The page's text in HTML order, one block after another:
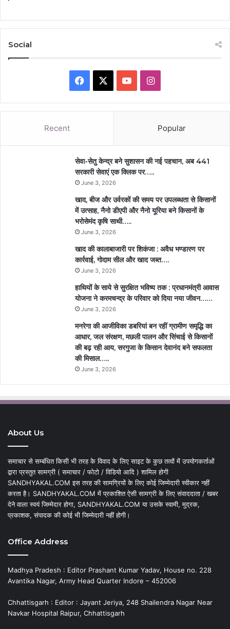
Social
Facebook YouTubeInstagram
Recent Popular
सेवा-सेतु केन्द्र बने सुशासन की नई पहचान, अब 441
सरकारी सेवाएं एक क्लिक पर…..
June 3, 2026
खाद, बीज और उर्वरकों की समय पर उपलब्धता से किसानों
में उत्साह, नैनो डीएपी और नैनो यूरिया बने किसानों के
भरोसेमंद कृषि साथी…..
June 3, 2026
खाद की कालाबाजारी पर शिकंजा : अवैध भण्डारण पर
कार्रवाई, गोदाम सील और खाद जब्त….
June 3, 2026
हाथियों के साये से सुरक्षित भविष्य तक : प्रधानमंत्री आवास
योजना ने करमचन्द्र के परिवार को दिया नया जीवन……
June 3, 2026
मनरेगा की आजीविका डबरियां बन रहीं ग्रामीण समृद्धि का
आधार, जल संरक्षण, मछली पालन और सिंचाई से किसानों
की बढ़ रही आय, सरगुजा के किसान देवानंद बने सफलता
की मिसाल…..
June 3, 2026
About Us
समाचार से सम्बंधित किसी भी तरह के विवाद के लिए साइट के कुछ तत्वों में उपयोगकर्ताओं
द्वारा प्रस्तुत सामग्री ( समाचार / फोटो / विडियो आदि ) शामिल होगी
SANDHYAKAL.COM इस तरह की सामग्रियों के लिए कोई जिम्मेदारी स्वीकार नहीं
करता है। SANDHYAKAL.COM में प्रकाशित ऐसी सामग्री के लिए संवाददाता / खबर
देने वाला स्वयं जिम्मेदार होगा, SANDHYAKAL.COM या उसके स्वामी, मुद्रक,
प्रकाशक, संपादक की कोई भी जिम्मेदारी नहीं होगी।
Office Address
Madhya Pradesh : Editor Prashant Kumar Yadav, House no. 228
Avantika Nagar, Army Head Quarter Indore – 452006
Chhattisgarh : Editor : Jayant Jeriya, 248 Shailendra Nagar Near
Navkar Hospital Raipur, Chhattisgarh